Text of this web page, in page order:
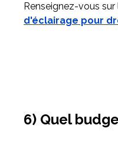
Renseignez-vous sur
d'éclairage pour
6) Quel